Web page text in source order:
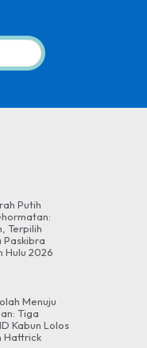
Putih
Terpilih
Hulu 2026
Menuju
Tiga
Kabun Lolos
Hattrick